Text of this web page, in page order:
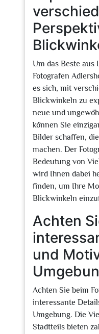
Um das Beste aus
Fotografen
es sich, mit
Blickwinkeln zu
neue und
können Sie
Bilder schaffen,
machen. Der
Bedeutung von
wird Ihnen dabei
finden, um Ihre
Blickwinkeln
Achten
und
Achten Sie beim
interessante
Umgebung. Die
Stadtteils bieten